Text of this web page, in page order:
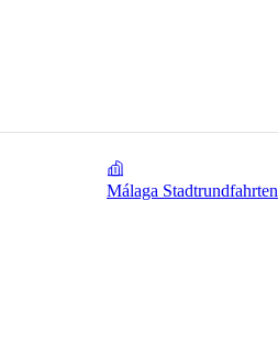
Málaga Stadtrundfahrten